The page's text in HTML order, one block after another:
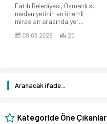
Fatih Belediyesi, Osmanlı su
medeniyetinin en önemli
mirasları arasında yer...
08.08.2026 20
Kategoride Öne Çıkanlar